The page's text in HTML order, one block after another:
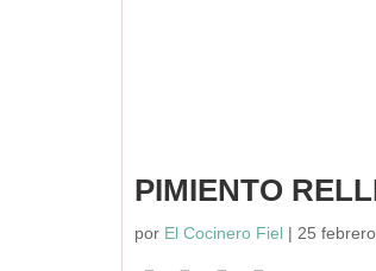
PIMIENTO
por El Cocinero Fiel| 25